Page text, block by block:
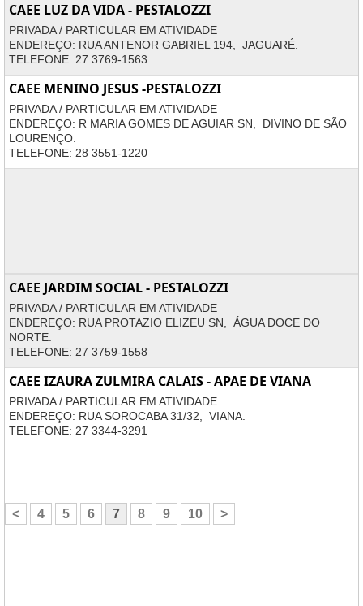
CAEE LUZ DA VIDA - PESTALOZZI
PRIVADA / PARTICULAR EM ATIVIDADE
ENDEREÇO: RUA ANTENOR GABRIEL 194, JAGUARÉ.
TELEFONE: 27 3769-1563
CAEE MENINO JESUS -PESTALOZZI
PRIVADA / PARTICULAR EM ATIVIDADE
ENDEREÇO: R MARIA GOMES DE AGUIAR SN, DIVINO DE SÃO
LOURENÇO.
TELEFONE: 28 3551-1220
CAEE JARDIM SOCIAL - PESTALOZZI
PRIVADA / PARTICULAR EM ATIVIDADE
ENDEREÇO: RUA PROTAZIO ELIZEU SN, ÁGUA DOCE DO
NORTE.
TELEFONE: 27 3759-1558
CAEE IZAURA ZULMIRA CALAIS - APAE DE VIANA
PRIVADA / PARTICULAR EM ATIVIDADE
ENDEREÇO: RUA SOROCABA 31/32, VIANA.
TELEFONE: 27 3344-3291
< 4 5 6 7 8 9 10 >